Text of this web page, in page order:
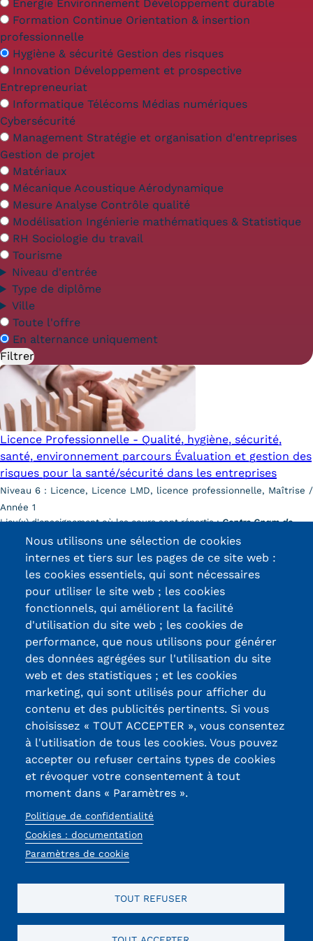
l'Expérience (VAE)
Validation des études
supérieures (VES)
Validation des acquis
professionnels et personnels
Infos pratiques
Discrimination/égalité/mixité
Témoignages
Statistiques
Lexique
Téléchargements
Qualiopi
Le Cnam ICSV
Erasmus
Règlement intérieur
Infos élèves
Modalités d'inscription
Tarifs
Modalités de financement
Infos entreprises
Former ses salariés
Accueillir un alternant ?
Infos enseignants
Être enseignant au Cnam
Infos partenaires
Liste des partenaires
Énergie Environnement Développement durable
Formation Continue Orientation & insertion
professionnelle
Hygiène & sécurité Gestion des risques
Innovation Développement et prospective
Entrepreneuriat
Informatique Télécoms Médias numériques
Cybersécurité
Management Stratégie et organisation d'entreprises
Gestion de projet
Matériaux
Mécanique Acoustique Aérodynamique
Mesure Analyse Contrôle qualité
Modélisation Ingénierie mathématiques & Statistique
RH Sociologie du travail
Tourisme
Niveau d'entrée
Type de diplôme
Ville
En
alternance
Toute l'offre
En alternance uniquement
Licence Professionnelle - Qualité, hygiène, sécurité,
santé, environnement parcours Évaluation et gestion des
risques pour la santé/sécurité dans les entreprises
Niveau 6 : Licence, Licence LMD, licence professionnelle, Maîtrise /
Année 1
Lieu(x) d'enseignement où les cours sont répartis :Centre Cnam de
Montbéliard, Lycée Les Huisselets de Montbéliard
Découvrir cette formation
13, Rue Ernest
Thierry-Mieg
90010 BELFORT
Cedex
03 84 58 33 10
Réseaux
sociaux
Certifications /
Labels qualité
Nous utilisons une sélection de cookies
internes et tiers sur les pages de ce site web :
les cookies essentiels, qui sont nécessaires
pour utiliser le site web ; les cookies
fonctionnels, qui améliorent la facilité
d'utilisation du site web ; les cookies de
performance, que nous utilisons pour générer
des données agrégées sur l'utilisation du site
web et des statistiques ; et les cookies
marketing, qui sont utilisés pour afficher du
contenu et des publicités pertinents. Si vous
choisissez « TOUT ACCEPTER », vous consentez
à l'utilisation de tous les cookies. Vous pouvez
accepter ou refuser certains types de cookies
et révoquer votre consentement à tout
moment dans « Paramètres ».
Politique de confidentialité
Cookies : documentation
Paramètres de cookie
TOUT REFUSER